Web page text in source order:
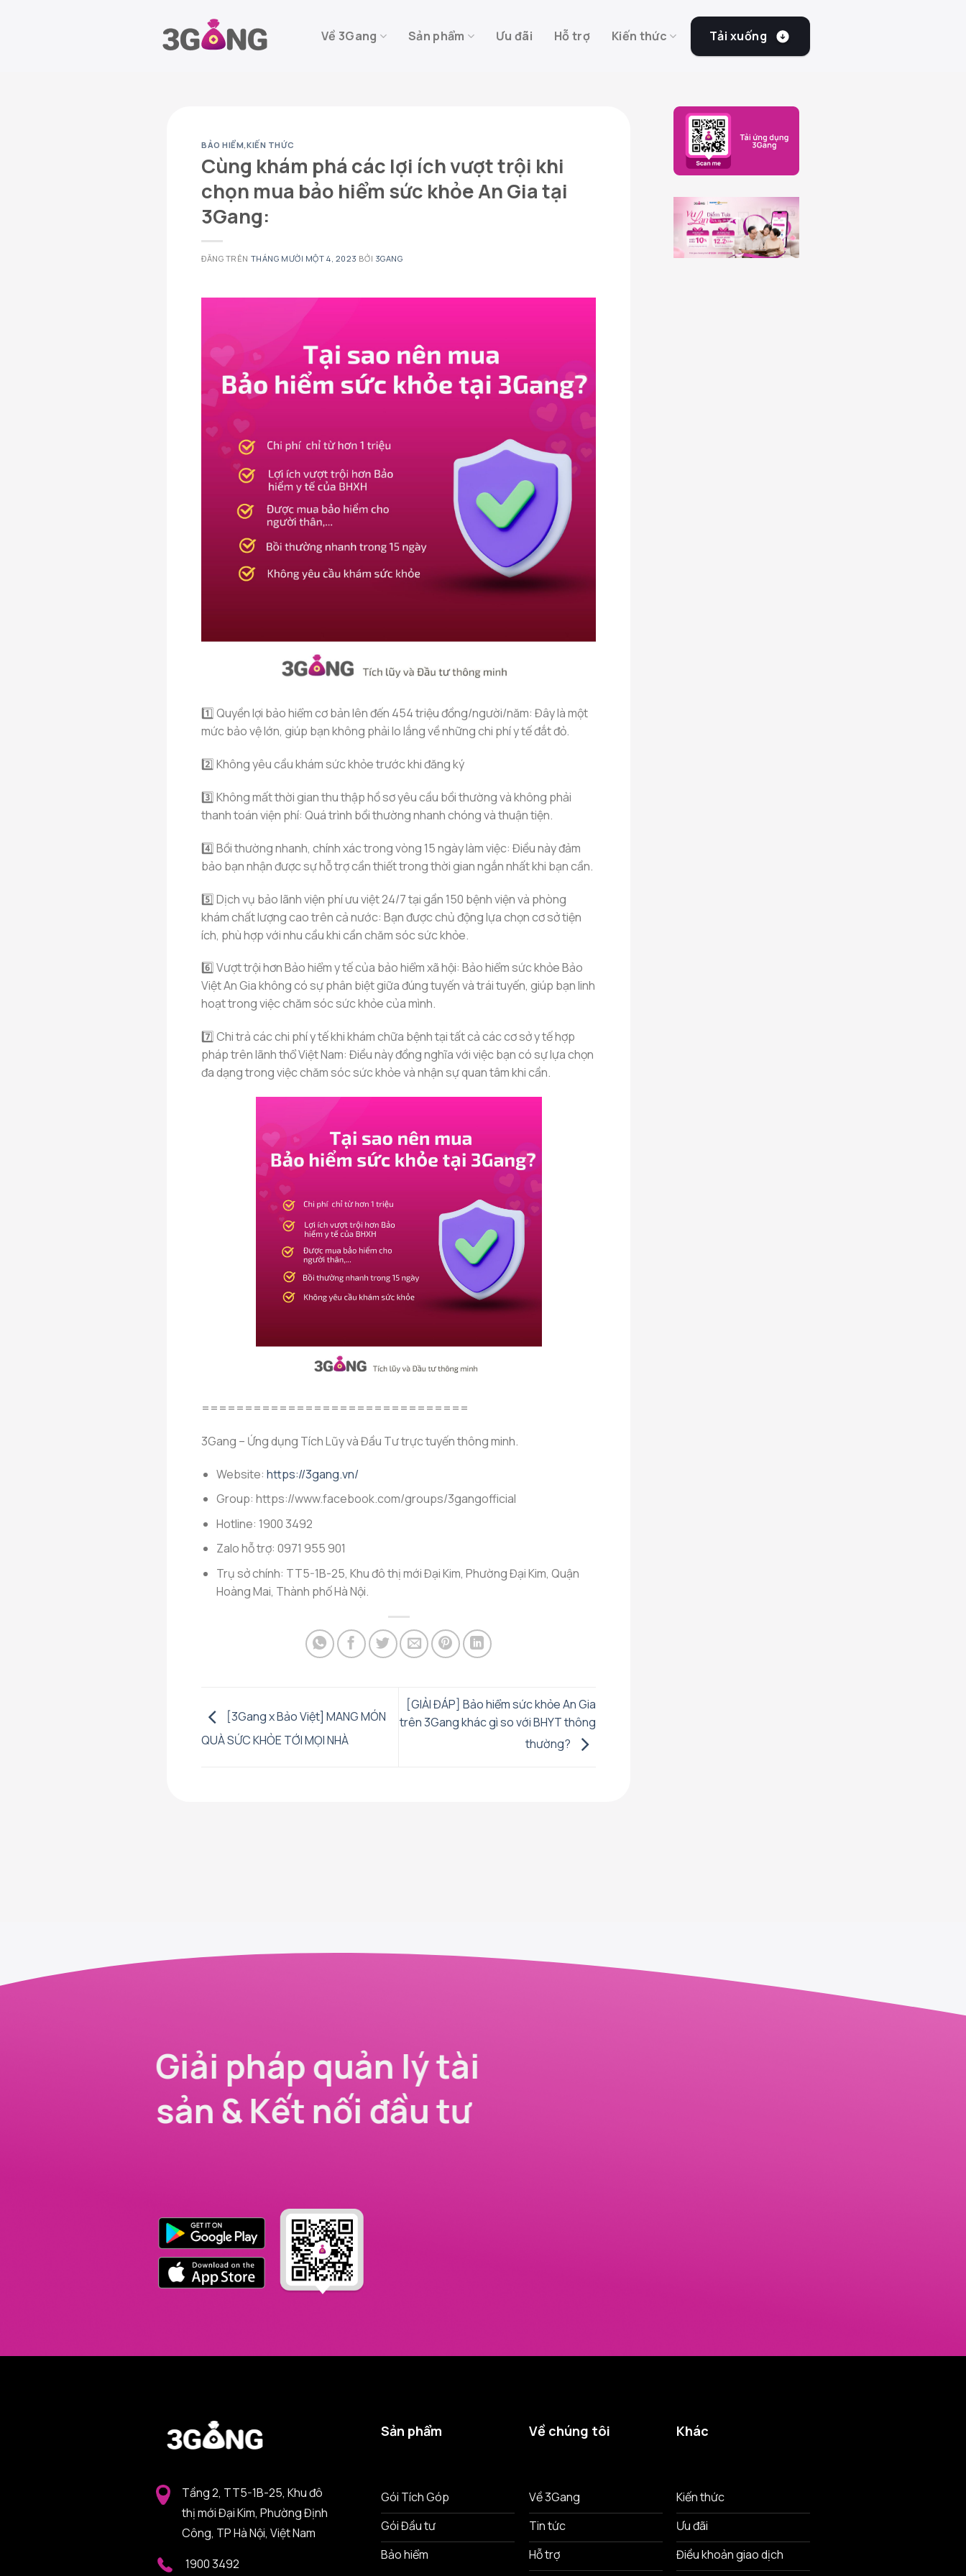
Về 3Gang Sản phẩm Ưu đãi Hỗ trợ Kiến thức Tải xuống
BẢO HIỂM,KIẾN THỨC
Cùng khám phá các lợi ích vượt trội khi
chọn mua bảo hiểm sức khỏe An Gia tại
3Gang:
ĐĂNG TRÊN THÁNG MƯỜI MỘT 4, 2023 BỞI 3GANG
1️⃣ Quyền lợi bảo hiểm cơ bản lên đến 454 triệu đồng/người/năm: Đây là một
mức bảo vệ lớn, giúp bạn không phải lo lắng về những chi phí y tế đắt đỏ.
2️⃣ Không yêu cầu khám sức khỏe trước khi đăng ký
3️⃣ Không mất thời gian thu thập hồ sơ yêu cầu bồi thường và không phải
thanh toán viện phí: Quá trình bồi thường nhanh chóng và thuận tiện.
4️⃣ Bồi thường nhanh, chính xác trong vòng 15 ngày làm việc: Điều này đảm
bảo bạn nhận được sự hỗ trợ cần thiết trong thời gian ngắn nhất khi bạn cần.
5️⃣ Dịch vụ bảo lãnh viện phí ưu việt 24/7 tại gần 150 bệnh viện và phòng
khám chất lượng cao trên cả nước: Bạn được chủ động lựa chọn cơ sở tiện
ích, phù hợp với nhu cầu khi cần chăm sóc sức khỏe.
6️⃣ Vượt trội hơn Bảo hiểm y tế của bảo hiểm xã hội: Bảo hiểm sức khỏe Bảo
Việt An Gia không có sự phân biệt giữa đúng tuyến và trái tuyến, giúp bạn linh
hoạt trong việc chăm sóc sức khỏe của mình.
7️⃣ Chi trả các chi phí y tế khi khám chữa bệnh tại tất cả các cơ sở y tế hợp
pháp trên lãnh thổ Việt Nam: Điều này đồng nghĩa với việc bạn có sự lựa chọn
đa dạng trong việc chăm sóc sức khỏe và nhận sự quan tâm khi cần.
===============================
3Gang – Ứng dụng Tích Lũy và Đầu Tư trực tuyến thông minh.
Website: https://3gang.vn/
Group: https://www.facebook.com/groups/3gangofficial
Hotline: 1900 3492
Zalo hỗ trợ: 0971 955 901
Trụ sở chính: TT5-1B-25, Khu đô thị mới Đại Kim, Phường Đại Kim, Quận
Hoàng Mai, Thành phố Hà Nội.
[3Gang x Bảo Việt] MANG MÓN
QUÀ SỨC KHỎE TỚI MỌI NHÀ
[GIẢI ĐÁP] Bảo hiểm sức khỏe An Gia
trên 3Gang khác gì so với BHYT thông
thường?
Giải pháp quản lý tài
sản & Kết nối đầu tư
Tầng 2, TT5-1B-25, Khu đô
thị mới Đại Kim, Phường Định
Công, TP Hà Nội, Việt Nam
1900 3492
Sản phẩm
Gói Tích Góp
Gói Đầu tư
Bảo hiểm
Về chúng tôi
Về 3Gang
Tin tức
Hỗ trợ
Khác
Kiến thức
Ưu đãi
Điều khoản giao dịch